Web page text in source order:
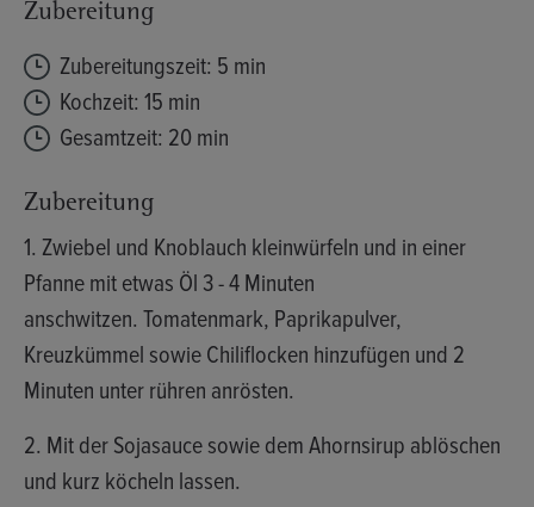
Zubereitung
Zubereitungszeit: 5 min
Kochzeit: 15 min
Gesamtzeit: 20 min
Zubereitung
1. Zwiebel und Knoblauch kleinwürfeln und in einer
Pfanne mit etwas Öl 3 - 4 Minuten
anschwitzen. Tomatenmark, Paprikapulver,
Kreuzkümmel sowie Chiliflocken hinzufügen und 2
Minuten unter rühren anrösten.
2. Mit der Sojasauce sowie dem Ahornsirup ablöschen
und kurz köcheln lassen.